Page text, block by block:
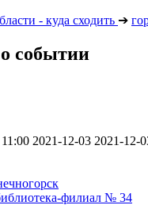
- куда сходить ➔
событии
2021-12-03 2021-12-
филиал № 34